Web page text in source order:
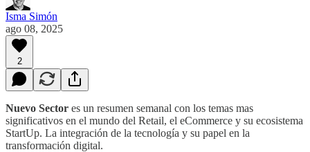
Isma Simón
ago 08, 2025
2
Nuevo Sector es un resumen semanal con los temas mas
significativos en el mundo del Retail, el eCommerce y su ecosistema
StartUp. La integración de la tecnología y su papel en la
transformación digital.